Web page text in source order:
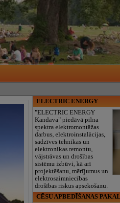
ELECTRIC ENERGY
"ELECTRIC ENERGY
Kandava" piedāvā pilna
spektra elektromontāžas
darbus, elektroinstalācijas,
sadzīves tehnikas un
elektronikas remontu,
vājstrāvas un drošības
sistēmu izbūvi, kā arī
projektēšanu, mērījumus un
elektrosaimniecības
drošības riskus apsekošanu.
CĒSU APBEDĪŠANAS